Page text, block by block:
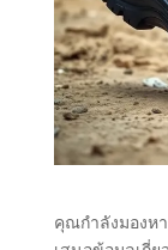
คุณกำลังมองห